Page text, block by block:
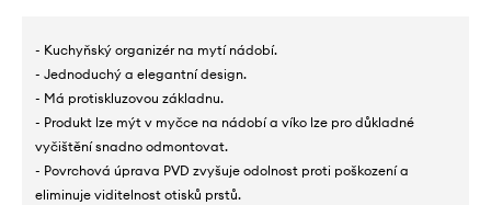
- Kuchyňský organizér na mytí nádobí.
- Jednoduchý a elegantní design.
- Má protiskluzovou základnu.
- Produkt lze mýt v myčce na nádobí a víko lze pro důkladné
vyčištění snadno odmontovat.
- Povrchová úprava PVD zvyšuje odolnost proti poškození a
eliminuje viditelnost otisků prstů.